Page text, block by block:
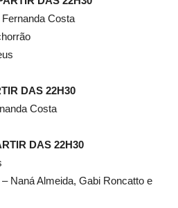
Costa
DAS 22H30
Costa
DAS 22H30
Naná Almeida, Gabi Roncatto e